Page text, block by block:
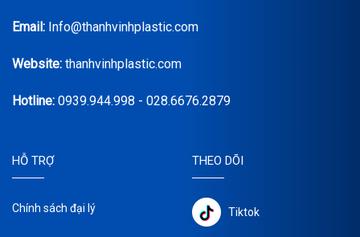
Email: Info@thanhvinhplastic.com
Website: thanhvinhplastic.com
Hotline: 0939.944.998 - 028.6676.2879
HỖ TRỢ
Chính sách đại lý
THEO DÕI
Tiktok